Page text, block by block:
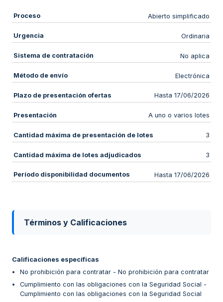
Proceso Abierto simplificado
Urgencia Ordinaria
Sistema de contratación No aplica
Método de envío Electrónica
Plazo de presentación ofertas Hasta 17/06/2026
Presentación A uno o varios lotes
Cantidad máxima de presentación de lotes 3
Cantidad máxima de lotes adjudicados 3
Período disponibilidad documentos Hasta 17/06/2026
Términos y Calificaciones
Calificaciones específicas
No prohibición para contratar - No prohibición para contratar
Cumplimiento con las obligaciones con la Seguridad Social -
Cumplimiento con las obligaciones con la Seguridad Social